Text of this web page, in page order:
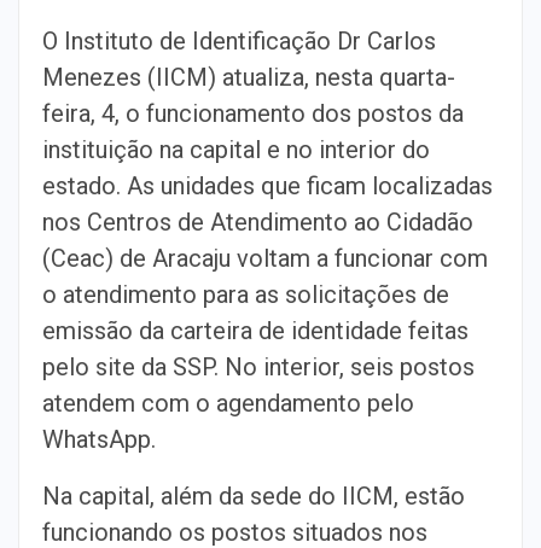
O Instituto de Identificação Dr Carlos
Menezes (IICM) atualiza, nesta quarta-
feira, 4, o funcionamento dos postos da
instituição na capital e no interior do
estado. As unidades que ficam localizadas
nos Centros de Atendimento ao Cidadão
(Ceac) de Aracaju voltam a funcionar com
o atendimento para as solicitações de
emissão da carteira de identidade feitas
pelo site da SSP. No interior, seis postos
atendem com o agendamento pelo
WhatsApp.
Na capital, além da sede do IICM, estão
funcionando os postos situados nos